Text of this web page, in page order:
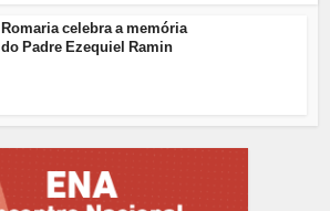
Romaria celebra a memória
do Padre Ezequiel Ramin